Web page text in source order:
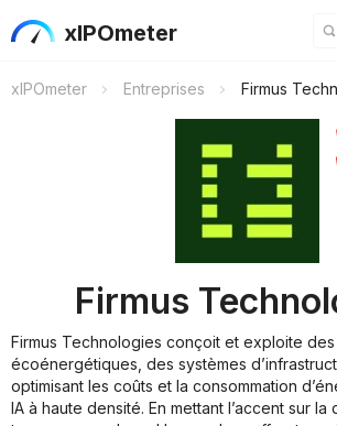
xIPOmeter
xIPOmeter Entreprises Firmus
Firmus
Firmus Technologies conçoit et exploite des
écoénergétiques, des systèmes
optimisant les coûts et la consommation
IA à haute densité. En mettant l’accent sur la